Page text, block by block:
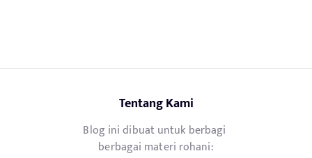
Tentang Kami
Blog ini dibuat untuk berbagi
berbagai materi rohani: